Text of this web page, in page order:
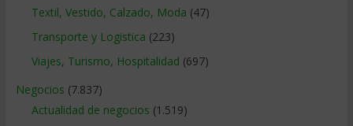
Textil, Vestido, Calzado, Moda (47)
Transporte y Logistica (223)
Viajes, Turismo, Hospitalidad (697)
Negocios (7.837)
Actualidad de negocios (1.519)